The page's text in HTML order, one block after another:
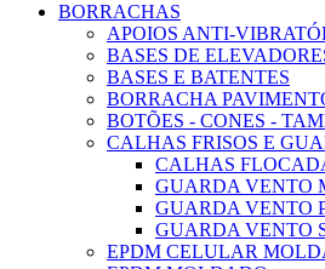
BORRACHAS
APOIOS ANTI-
BASES DE
BASES E BATENTES
BORRACHA
BOTÕES - CONES -
CALHAS FRISOS E
CALHAS
GUARDA VENTO
GUARDA VENTO
GUARDA VENTO
EPDM CELULAR